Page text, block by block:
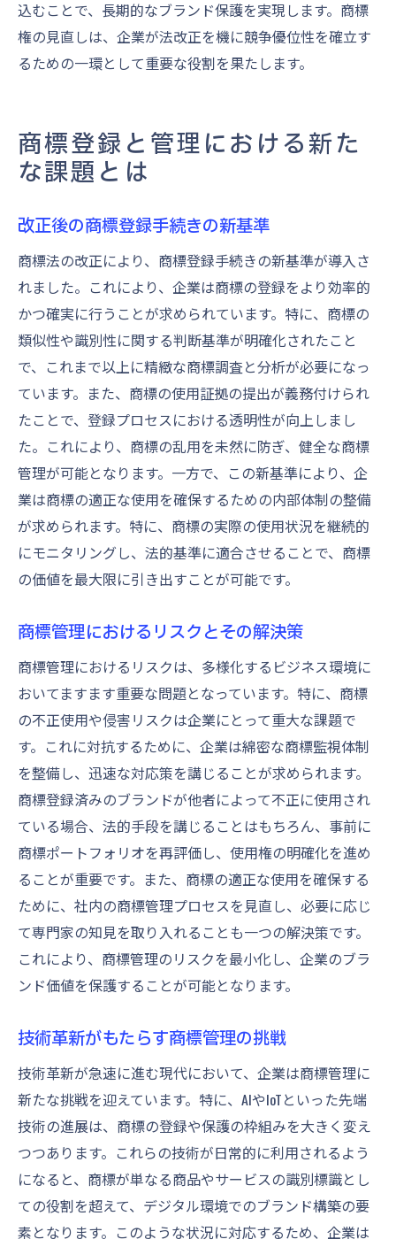
込むことで、長期的なブランド保護を実現します。商標
権の見直しは、企業が法改正を機に競争優位性を確立す
るための一環として重要な役割を果たします。
商標登録と管理における新た
な課題とは
改正後の商標登録手続きの新基準
商標法の改正により、商標登録手続きの新基準が導入さ
れました。これにより、企業は商標の登録をより効率的
かつ確実に行うことが求められています。特に、商標の
類似性や識別性に関する判断基準が明確化されたこと
で、これまで以上に精緻な商標調査と分析が必要になっ
ています。また、商標の使用証拠の提出が義務付けられ
たことで、登録プロセスにおける透明性が向上しまし
た。これにより、商標の乱用を未然に防ぎ、健全な商標
管理が可能となります。一方で、この新基準により、企
業は商標の適正な使用を確保するための内部体制の整備
が求められます。特に、商標の実際の使用状況を継続的
にモニタリングし、法的基準に適合させることで、商標
の価値を最大限に引き出すことが可能です。
商標管理におけるリスクとその解決策
商標管理におけるリスクは、多様化するビジネス環境に
おいてますます重要な問題となっています。特に、商標
の不正使用や侵害リスクは企業にとって重大な課題で
す。これに対抗するために、企業は綿密な商標監視体制
を整備し、迅速な対応策を講じることが求められます。
商標登録済みのブランドが他者によって不正に使用され
ている場合、法的手段を講じることはもちろん、事前に
商標ポートフォリオを再評価し、使用権の明確化を進め
ることが重要です。また、商標の適正な使用を確保する
ために、社内の商標管理プロセスを見直し、必要に応じ
て専門家の知見を取り入れることも一つの解決策です。
これにより、商標管理のリスクを最小化し、企業のブラ
ンド価値を保護することが可能となります。
技術革新がもたらす商標管理の挑戦
技術革新が急速に進む現代において、企業は商標管理に
新たな挑戦を迎えています。特に、AIやIoTといった先端
技術の進展は、商標の登録や保護の枠組みを大きく変え
つつあります。これらの技術が日常的に利用されるよう
になると、商標が単なる商品やサービスの識別標識とし
ての役割を超えて、デジタル環境でのブランド構築の要
素となります。このような状況に対応するため、企業は